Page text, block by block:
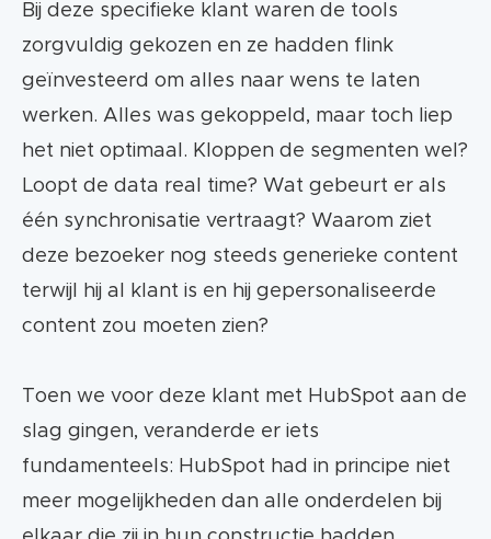
Bij deze specifieke klant waren de tools
zorgvuldig gekozen en ze hadden flink
geïnvesteerd om alles naar wens te laten
werken. Alles was gekoppeld, maar toch liep
het niet optimaal. Kloppen de segmenten wel?
Loopt de data real time? Wat gebeurt er als
één synchronisatie vertraagt? Waarom ziet
deze bezoeker nog steeds generieke content
terwijl hij al klant is en hij gepersonaliseerde
content zou moeten zien?
Toen we voor deze klant met HubSpot aan de
slag gingen, veranderde er iets
fundamenteels: HubSpot had in principe niet
meer mogelijkheden dan alle onderdelen bij